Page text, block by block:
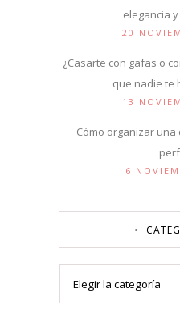
elegancia
20
¿Casarte con gafas o
que nadie te
13
Cómo organizar
6